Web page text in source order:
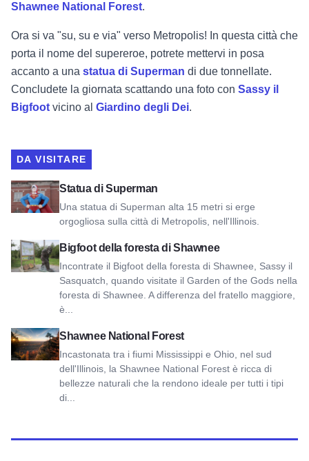
Shawnee National Forest.
Ora si va "su, su e via" verso Metropolis! In questa città che
porta il nome del supereroe, potrete mettervi in posa
accanto a una statua di Superman di due tonnellate.
Concludete la giornata scattando una foto con Sassy il
Bigfoot vicino al Giardino degli Dei.
DA VISITARE
Statua di Superman
Una statua di Superman alta 15 metri si erge
orgogliosa sulla città di Metropolis, nell'Illinois.
Visualizza la statua di Superman
Bigfoot della foresta di Shawnee
Incontrate il Bigfoot della foresta di Shawnee, Sassy il
Sasquatch, quando visitate il Garden of the Gods nella
foresta di Shawnee. A differenza del fratello maggiore,
è...
Visualizza il Bigfoot della foresta di Shawnee
Shawnee National Forest
Incastonata tra i fiumi Mississippi e Ohio, nel sud
dell'Illinois, la Shawnee National Forest è ricca di
bellezze naturali che la rendono ideale per tutti i tipi
di...
Vista sulla Foresta Nazionale di Shawnee